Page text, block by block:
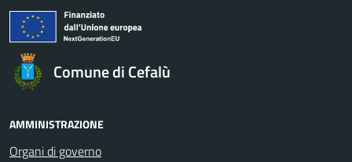
Comune di Cefalù
AMMINISTRAZIONE
Organi di governo